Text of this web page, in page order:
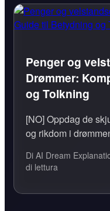
Penger og
Drømmer:
og Tolkning
[NO] Oppdag de
og rikdom i
Di AI Dream
di lettura